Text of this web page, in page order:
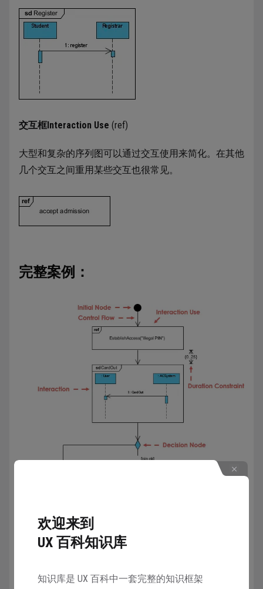
交互框Interaction Use (ref)
大型和复杂的序列图可以通过交互使用来简化。在其他
几个交互之间重用某些交互也很常见。
完整案例：
欢迎来到
UX 百科知识库
知识库是 UX 百科中一套完整的知识框架